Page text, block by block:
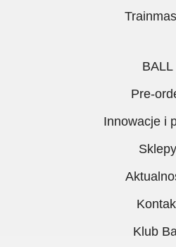
BALL
Pre-
Innowacje i
Sklepy
Klub